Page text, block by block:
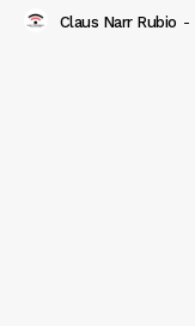
Claus Narr Rubio -